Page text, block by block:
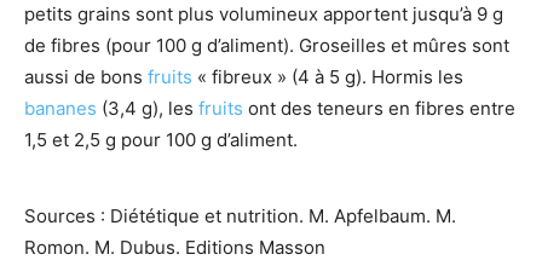
petits grains sont plus volumineux apportent jusqu’à 9 g
de fibres (pour 100 g d’aliment). Groseilles et mûres sont
aussi de bons fruits « fibreux » (4 à 5 g). Hormis les
bananes (3,4 g), les fruits ont des teneurs en fibres entre
1,5 et 2,5 g pour 100 g d’aliment.
Sources : Diététique et nutrition. M. Apfelbaum. M.
Romon. M. Dubus. Editions Masson